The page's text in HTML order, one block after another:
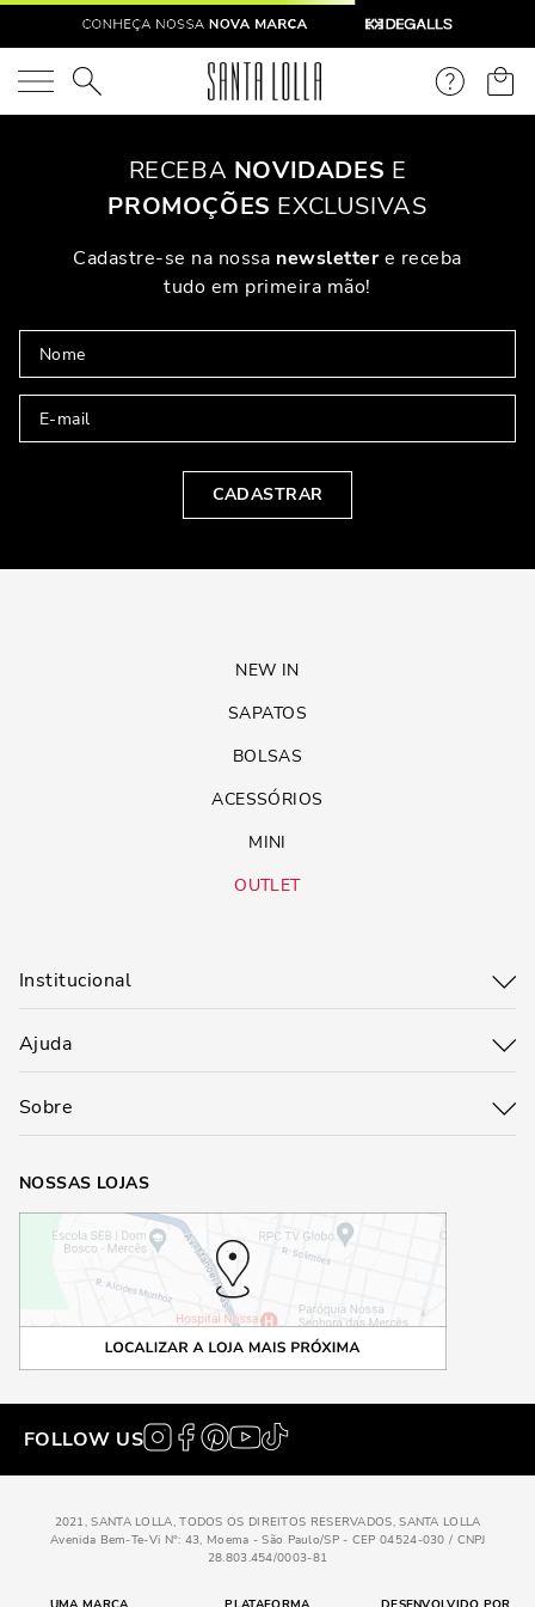
O que você está procurando?
RECEBA NOVIDADES E
PROMOÇÕES EXCLUSIVAS
Cadastre-se na nossa newslettere receba
tudo em primeira mão!
CADASTRAR
NEW IN
SAPATOS
BOLSAS
ACESSÓRIOS
MINI
OUTLET
Institucional
Ajuda
Sobre
NOSSAS LOJAS
FOLLOW US
2021, SANTA LOLLA, TODOS OS DIREITOS RESERVADOS, SANTA LOLLA
Avenida Bem-Te-Vi N°: 43, Moema - São Paulo/SP - CEP 04524-030 / CNPJ
28.803.454/0003-81